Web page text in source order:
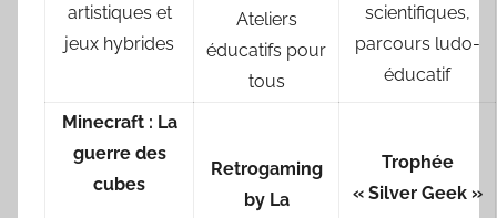
artistiques et
jeux hybrides
Ateliers
éducatifs pour
tous
scientifiques,
parcours ludo-
éducatif
Minecraft : La
guerre des
cubes
Retrogaming
by La
Trophée
« Silver Geek »